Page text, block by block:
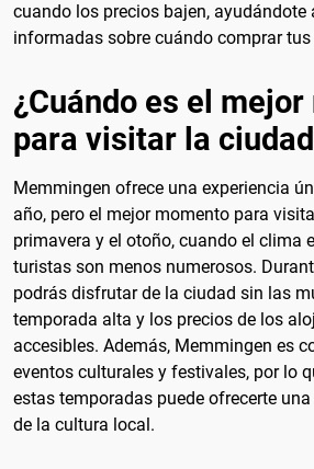
cuando los precios bajen, ayudándote
informadas sobre cuándo comprar tus
¿Cuándo es el
para visitar la
Memmingen ofrece una experiencia
año, pero el mejor momento para
primavera y el otoño, cuando el clima
turistas son menos numerosos.
podrás disfrutar de la ciudad sin las
temporada alta y los precios de los
accesibles. Además, Memmingen es
eventos culturales y festivales, por lo
estas temporadas puede ofrecerte
de la cultura local.